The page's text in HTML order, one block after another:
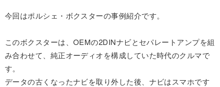
今回はポルシェ・ボクスターの事例紹介です。
このボクスターは、OEMの2DINナビとセパレートアンプを組
み合わせて、純正オーディオを構成していた時代のクルマで
す。
データの古くなったナビを取り外した後、ナビはスマホです